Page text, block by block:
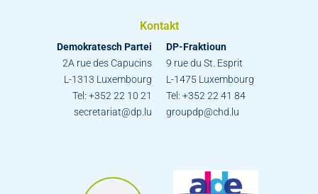
Kontakt
Demokratesch Partei
2A rue des Capucins
L-1313 Luxembourg
Tel: +352 22 10 21
secretariat@dp.lu
DP-Fraktioun
9 rue du St. Esprit
L-1475 Luxembourg
Tel: +352 22 41 84
groupdp@chd.lu